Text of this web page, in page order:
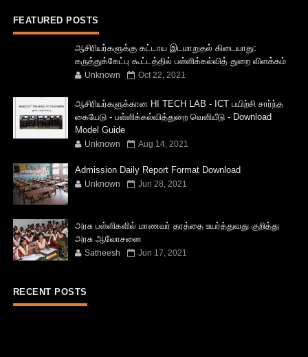
FEATURED POSTS
ஆசிரியர்களுக்கு கட்டாய இடமாறுதல் கிடையாது:
கருத்துக்கேட்பு கூட்டத்தில் பள்ளிக்கல்வித் துறை விளக்கம்
Unknown Oct 22, 2021
ஆசிரியர்களுக்கான HI TECH LAB - ICT பயிற்சி சார்ந்த
கையேடு - பள்ளிக்கல்வித்துறை வெளியீடு - Download
Model Guide
Unknown Aug 14, 2021
Admission Daily Report Format Download
Unknown Jun 28, 2021
அரசு பள்ளிகளில் மாணவர் தரத்தை உயர்த்துவது குறித்து
அரசு ஆலோசனை
Satheesh Jun 17, 2021
RECENT POSTS